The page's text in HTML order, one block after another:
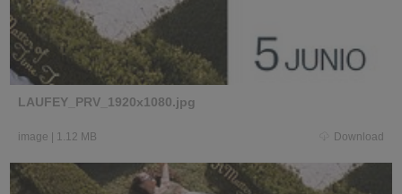
LAUFEY_PRV_1920x1080.jpg
image | 1.12 MB Download